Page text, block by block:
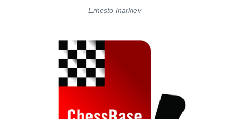
Ernesto Inarkiev